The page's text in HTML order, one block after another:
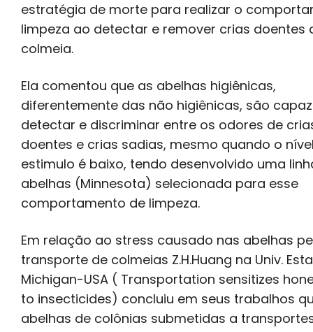
estratégia de morte para realizar o
limpeza ao detectar e remover crias doentes
colmeia.
Ela comentou que as abelhas higiênicas,
diferentemente das não higiênicas, são
detectar e discriminar entre os odores de
doentes e crias sadias, mesmo quando o
estimulo é baixo, tendo desenvolvido uma
abelhas (Minnesota) selecionada para esse
comportamento de limpeza.
Em relação ao stress causado nas abelhas
transporte de colmeias Z.H.Huang na Univ.
Michigan-USA ( Transportation sensitizes
to insecticides) concluiu em seus trabalhos
abelhas de colônias submetidas a